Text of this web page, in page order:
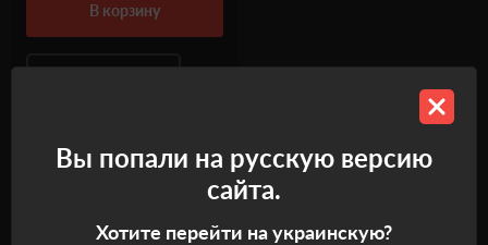
в корзину
1 2 3 4
Вы попали на русскую версию
сайта.
Хотите перейти на украинскую?